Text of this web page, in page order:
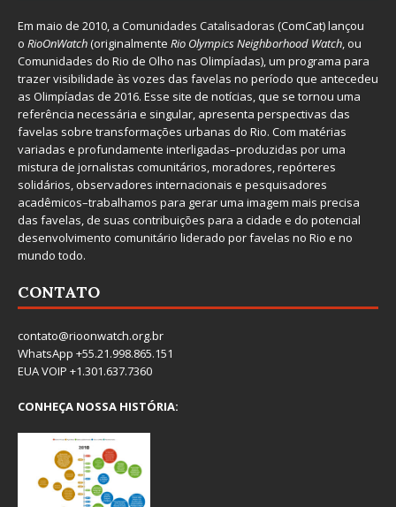
Em maio de 2010, a Comunidades Catalisadoras (ComCat) lançou
o RioOnWatch(originalmente Rio Olympics Neighborhood Watch, ou
Comunidades do Rio de Olho nas Olimpíadas), um programa para
trazer visibilidade às vozes das favelas no período que antecedeu
as Olimpíadas de 2016. Esse site de notícias, que se tornou uma
referência necessária e singular, apresenta perspectivas das
favelas sobre transformações urbanas do Rio. Com matérias
variadas e profundamente interligadas–produzidas por uma
mistura de jornalistas comunitários, moradores, repórteres
solidários, observadores internacionais e pesquisadores
acadêmicos–trabalhamos para gerar uma imagem mais precisa
das favelas, de suas contribuições para a cidade e do potencial
desenvolvimento comunitário liderado por favelas no Rio e no
mundo todo.
CONTATO
contato@rioonwatch.org.br
WhatsApp +55.21.998.865.151
EUA VOIP +1.301.637.7360
CONHEÇA NOSSA HISTÓRIA: